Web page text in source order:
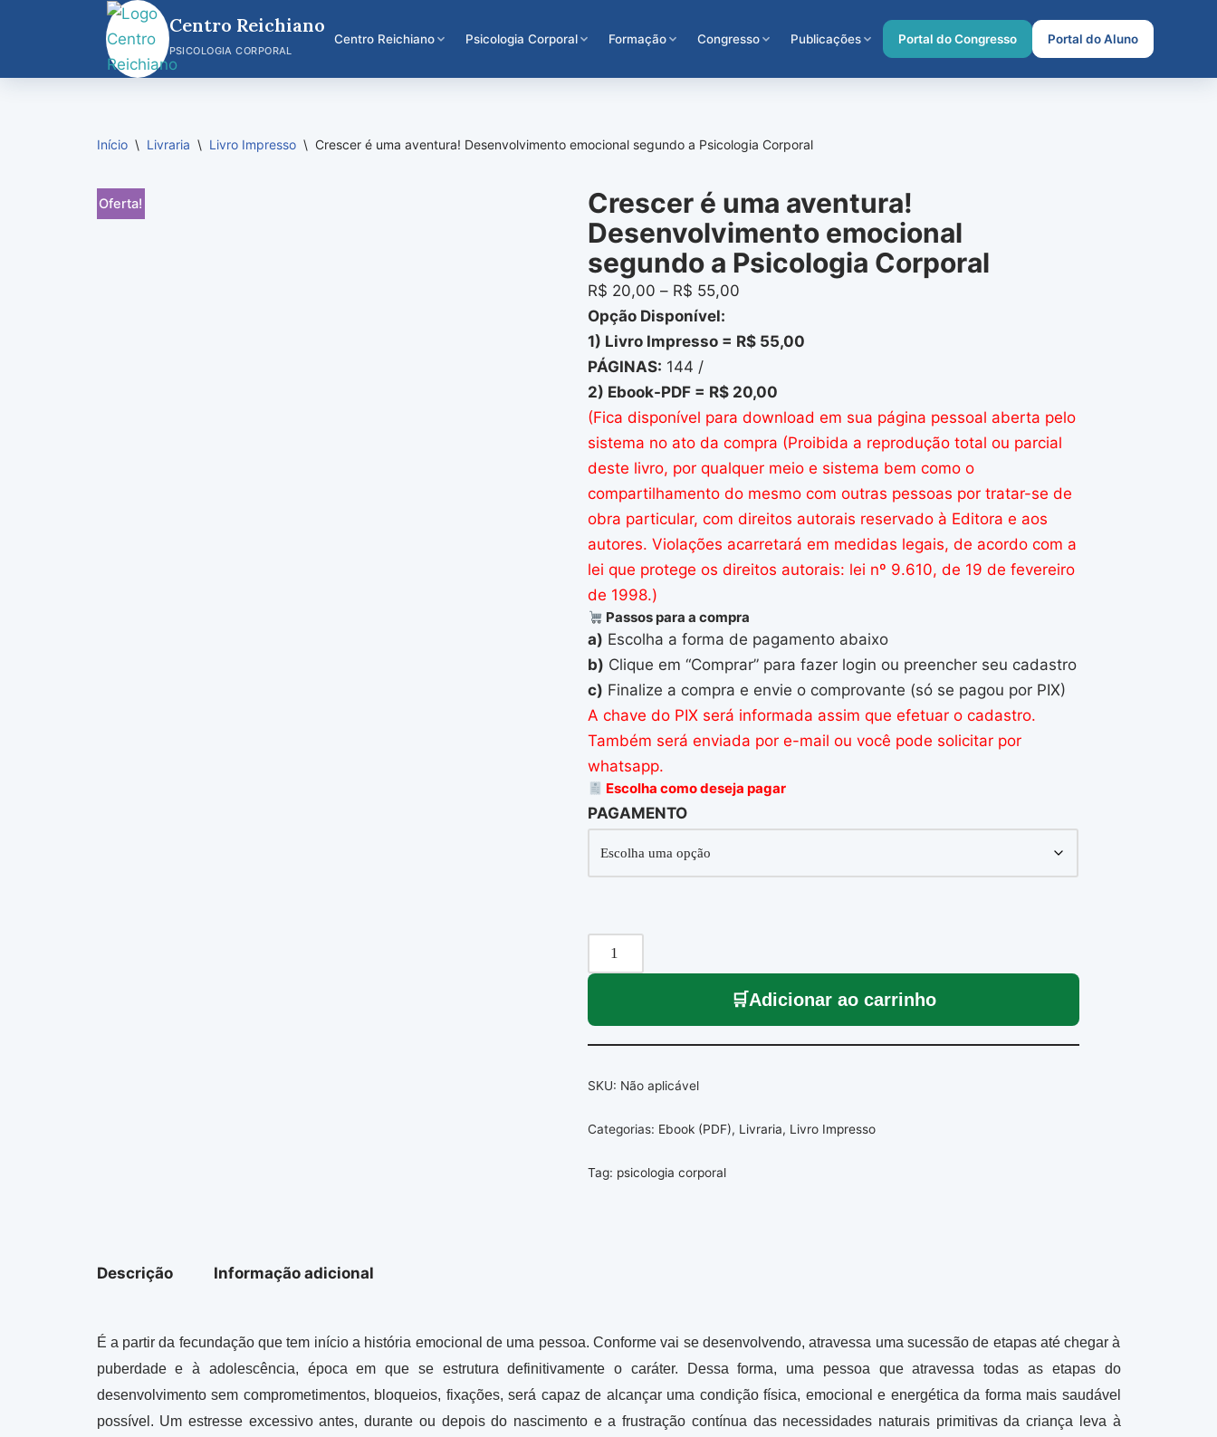
para
Centro Reichiano
PSICOLOGIA CORPORAL
Centro Reichiano Psicologia Corporal Formação Congresso Publicações Portal do Congresso Portal do Aluno
Início \ Livraria \ Livro Impresso \ Crescer é uma aventura! Desenvolvimento emocional segundo a Psicologia Corporal
Oferta!
Crescer é uma aventura!
Desenvolvimento emocional
segundo a Psicologia Corporal
R$ 20,00 – R$ 55,00
Opção Disponível:
1) Livro Impresso = R$ 55,00
PÁGINAS: 144 /
2) Ebook-PDF = R$ 20,00
(Fica disponível para download em sua página pessoal aberta pelo
sistema no ato da compra (Proibida a reprodução total ou parcial
deste livro, por qualquer meio e sistema bem como o
compartilhamento do mesmo com outras pessoas por tratar-se de
obra particular, com direitos autorais reservado à Editora e aos
autores. Violações acarretará em medidas legais, de acordo com a
lei que protege os direitos autorais: lei nº 9.610, de 19 de fevereiro
de 1998.)
Passos paraacompra
a) Escolha aforma de pagamento abaixo
b) Clique em“Comprar” parafazer login ou preencher seu cadastro
c) Finalize a compra e envie o comprovante (só se pagou por PIX)
A chave do PIX será informada assim que efetuar o cadastro.
Também será enviada por e-mail ou você pode solicitar por
whatsapp.
Escolhacomodesejapagar
PAGAMENTO
Adicionar ao carrinho
SKU: Não aplicável
Categorias: Ebook (PDF), Livraria, Livro Impresso
Tag: psicologia corporal
Descrição Informação adicional
É a partir da fecundação que tem início a história emocional de uma pessoa. Conforme vai se desenvolvendo, atravessa uma sucessão de etapas até chegar à
puberdade e à adolescência, época em que se estrutura definitivamente o caráter. Dessa forma, uma pessoa que atravessa todas as etapas do
desenvolvimento sem comprometimentos, bloqueios, fixações, será capaz de alcançar uma condição física, emocional e energética da forma mais saudável
possível. Um estresse excessivo antes, durante ou depois do nascimento e a frustração contínua das necessidades naturais primitivas da criança leva à